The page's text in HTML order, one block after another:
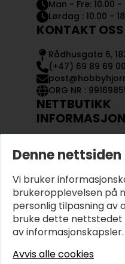
Man - Fre: 10.00 -
Lørdag : 10.00 -
KONTAKT OSS
Rådhusgata 6,
(+47) 69 89 69 00
ORG NR :
NETTBUTIKK
INFORMASJON
OM OSS
KJØPSVILKÅR OG
PERSONVERN
Denne
Vi bruker
brukeropplevelsen på
personlig tilpasning av
bruke dette nettstedet
av informasjonskapsler.
Avvis alle cookies